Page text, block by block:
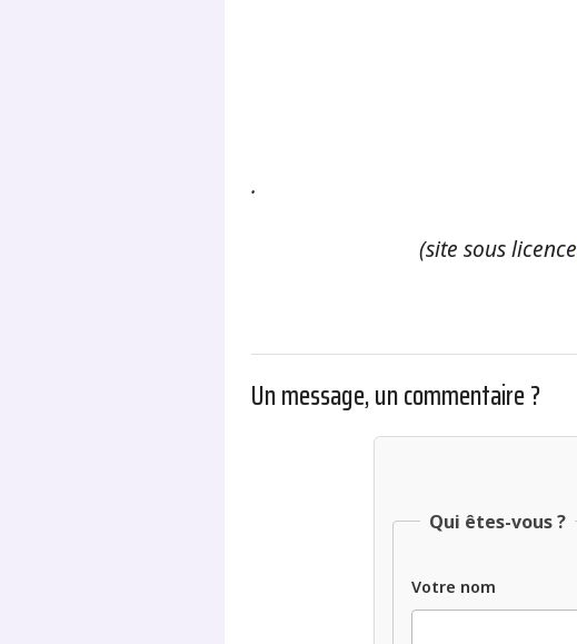
.
(site sous licence
Un message, un commentaire ?
Qui êtes-vous ?
Votre nom